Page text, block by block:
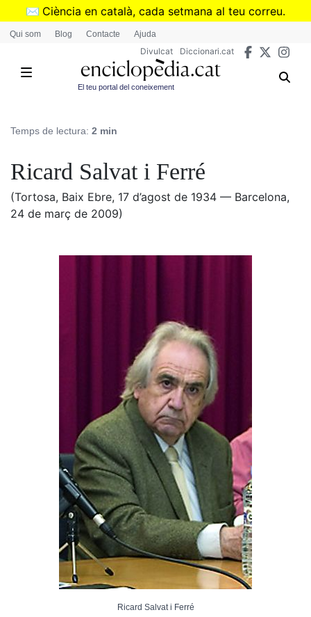
Vés
✉️ Ciència en català, cada setmana al teu correu.
➜Subscriu-te al butlletí de Divulcat
Qui som Blog Contacte Ajuda
Divulcat Diccionari.cat
El teu portal del coneixement
Temps de lectura: 2 min
Ricard Salvat i Ferré
(Tortosa, Baix Ebre, 17 d’agost de 1934 — Barcelona,
24 de març de 2009)
Ricard Salvat i Ferré